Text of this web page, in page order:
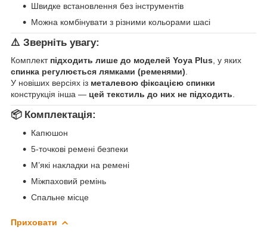
Швидке встановлення без інструментів
Можна комбінувати з різними кольорами шасі
⚠️ Зверніть увагу:
Комплект підходить лише до моделей Yoya Plus, у яких
спинка регулюється лямками (ременями).
У новіших версіях із металевою фіксацією спинки
конструкція інша — цей текстиль до них не підходить.
📦 Комплектація:
Капюшон
5-точкові ремені безпеки
М’які накладки на ремені
Міжпаховий ремінь
Спальне місце
Приховати